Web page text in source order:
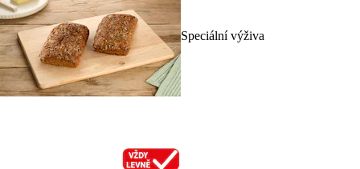
Speciální výživa